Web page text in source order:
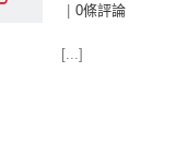
0條評論
[...]